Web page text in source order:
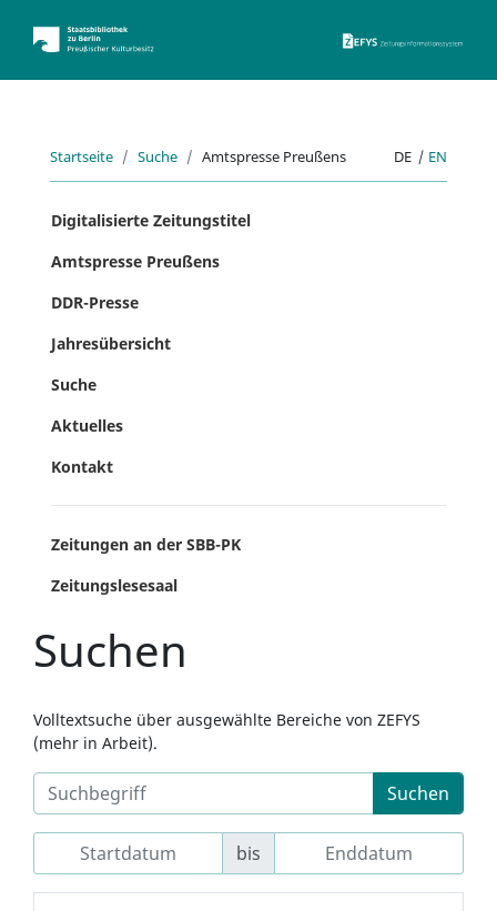
Startseite Suche Amtspresse Preußens DE | EN
Digitalisierte Zeitungstitel
Amtspresse Preußens
DDR-Presse
Jahresübersicht
Suche
Aktuelles
Kontakt
Zeitungen an der SBB-PK
Zeitungslesesaal
Suchen
Volltextsuche über ausgewählte Bereiche von ZEFYS
(mehr in Arbeit).
Suchen
bis